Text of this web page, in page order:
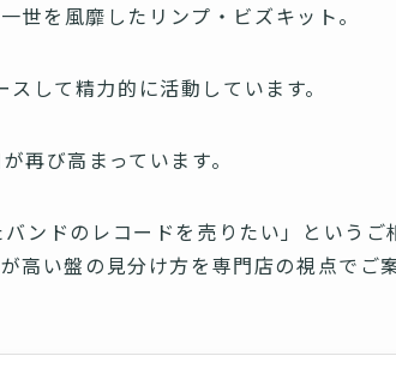
を風靡したリンプ・ビズキット。
して精力的に活動しています。
再び高まっています。
ンドのレコードを売りたい」というご
高い盤の見分け方を専門店の視点でご